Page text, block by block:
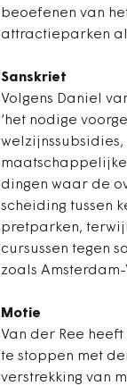
beoefenen van
attractieparken
Sanskriet
Volgens Daniel
‘het nodige
maatschappelijke
dingen waar de
scheiding tussen
pretparken,
cursussen tegen
zoals
Motie
Van der Ree
te stoppen met
verstrekking van